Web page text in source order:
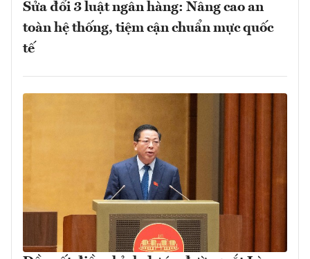
Sửa đổi 3 luật ngân hàng: Nâng cao an
toàn hệ thống, tiệm cận chuẩn mực quốc
tế